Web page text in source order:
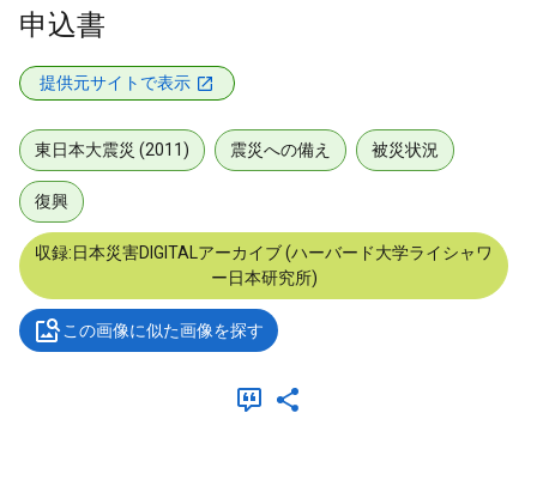
申込書
提供元サイトで表示
東日本大震災 (2011) 震災への備え 被災状況
復興
収録:日本災害DIGITALアーカイブ (ハーバード大学ライシャワ
ー日本研究所)
この画像に似た画像を探す